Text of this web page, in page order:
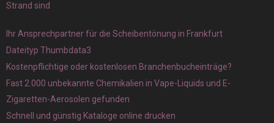
Strand sind
Ihr Ansprechpartner für die Scheibentönung in Frankfurt
Dateityp Thumbdata3
Kostenpflichtige oder kostenlosen Branchenbucheinträge?
Fast 2.000 unbekannte Chemikalien in Vape-Liquids und E-
Zigaretten-Aerosolen gefunden
Schnell und günstig Kataloge online drucken